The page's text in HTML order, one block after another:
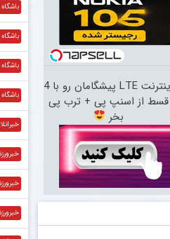
اینترنت LTE پیشگامان رو با 4
قسط از اسنپ پی + ترب پی
بخر